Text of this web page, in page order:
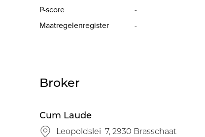
P-score
-
Maatregelenregister
-
Broker
Cum Laude
Leopoldslei 7, 2930 Brasschaat